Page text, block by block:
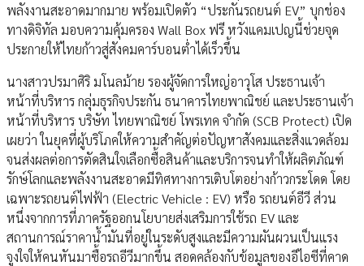
พลังงานสะอาดมากมาย พร้อมเปิดตัว “ประกันรถยนต์ EV” บุกช่อง
ทางดิจิทัล มอบความคุ้มครอง Wall Box ฟรี หวังแคมเปญนี้ช่วยจุด
ประกายให้ไทยก้าวสู่สังคมคาร์บอนต่ำได้เร็วขึ้น
นางสาวปรมาศิริ มโนลม้าย รองผู้จัดการใหญ่อาวุโส ประธานเจ้า
หน้าที่บริหาร กลุ่มธุรกิจประกัน ธนาคารไทยพาณิชย์ และประธานเจ้า
หน้าที่บริหาร บริษัท ไทยพาณิชย์ โพรเทค จำกัด (SCB Protect) เปิด
เผยว่า ในยุคที่ผู้บริโภคให้ความสำคัญต่อปัญหาสังคมและสิ่งแวดล้อม
จนส่งผลต่อการตัดสินใจเลือกซื้อสินค้าและบริการจนทำให้ผลิตภัณฑ์
รักษ์โลกและพลังงานสะอาดมีทิศทางการเติบโตอย่างก้าวกระโดด โดย
เฉพาะรถยนต์ไฟฟ้า (Electric Vehicle : EV) หรือ รถยนต์อีวี ส่วน
หนึ่งจากการที่ภาครัฐออกนโยบายส่งเสริมการใช้รถ EV และ
สถานการณ์ราคาน้ำมันที่อยู่ในระดับสูงและมีความผันผวนเป็นแรง
จูงใจให้คนหันมาซื้อรถอีวีมากขึ้น สอดคล้องกับข้อมูลของอีไอซีที่คาด